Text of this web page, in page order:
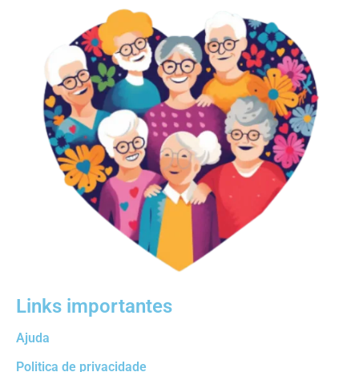
Links importantes
Ajuda
Politica de privacidade